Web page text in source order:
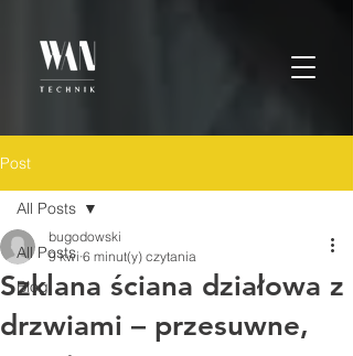
Post
All Posts
Blog
All Posts
Szklana ściana działowa z
drzwiami – przesuwne,
bugodowski
9 kwi 6 minut(y) czytania